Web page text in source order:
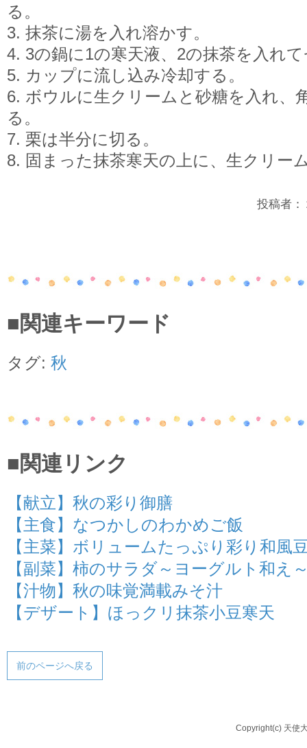
る。
3. 抹茶に湯を入れ溶かす。
4. 3の鍋に1の寒天液、2の抹茶を入れ
5. カップに流し込み冷却する。
6. ボウルに生クリームと砂糖を入れ、
る。
7. 栗は半分に切る。
8. 固まった抹茶寒天の上に、生クリー
投稿者
■関連キーワード
タグ: 秋
■関連リンク
【献立】秋の彩り御膳
【主食】なつかしのわかめご飯
【主菜】ボリュームたっぷり彩り和風
【副菜】柿のサラダ～ヨーグルト和え
【汁物】秋の味覚満載みそ汁
【デザート】ほっクリ抹茶小豆寒天
前のページへ戻る
Copyright(c) 天使